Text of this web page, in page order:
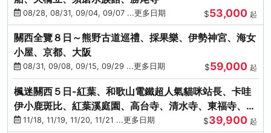
08/28, 08/31, 09/04, 09/07 ...更多日期 $53,000 起
關西全覽８日～熊野古道巡禮、採果樂、伊勢神宮、海女
小屋、京都、大阪
08/31, 09/08, 09/15, 09/29 ...更多日期 $59,000 起
楓迷關西５日-紅葉、和歌山電鐵超人氣貓咪站長、卡哇
伊小鹿斑比、紅葉溪庭園、高台寺、清水寺、東福寺、伊
勢龍蝦+和牛
11/18, 11/19, 11/20, 11/21 ...更多日期 $39,900 起